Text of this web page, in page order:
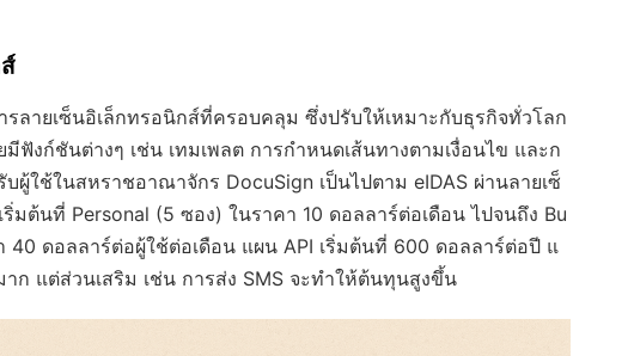
ลายเซ็นอิเล็กทรอนิกส์ที่ครอบคลุม ซึ่งปรับให้เหมาะกับธุรกิจทั่วโลก
ฟังก์ชันต่างๆ เช่น เทมเพลต การกำหนดเส้นทางตามเงื่อนไข และก
ผู้ใช้ในสหราชอาณาจักร DocuSign เป็นไปตาม eIDAS ผ่านลายเซ็
ต้นที่ Personal (5 ซอง) ในราคา 10 ดอลลาร์ต่อเดือน ไปจนถึง Bu
40 ดอลลาร์ต่อผู้ใช้ต่อเดือน แผน API เริ่มต้นที่ 600 ดอลลาร์ต่อปี แ
แต่ส่วนเสริม เช่น การส่ง SMS จะทำให้ต้นทุนสูงขึ้น